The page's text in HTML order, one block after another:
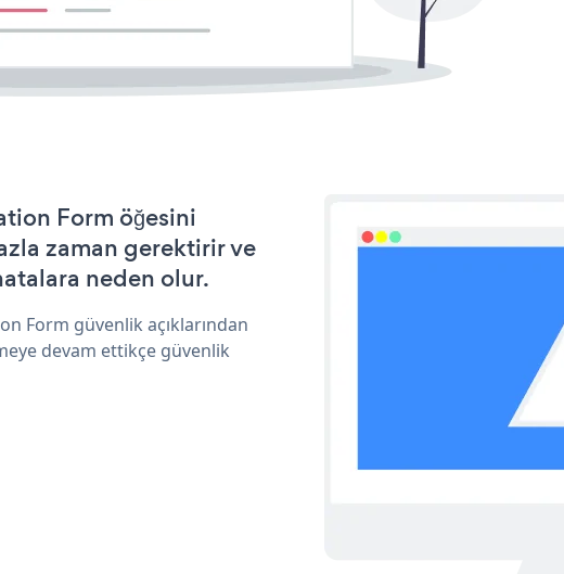
Form öğesini
zaman gerektirir ve
neden olur.
Form güvenlik açıklarından
devam ettikçe güvenlik